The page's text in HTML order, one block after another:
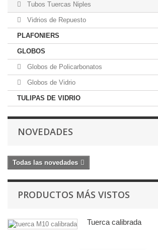
Tubos Tuercas Niples
Vidrios de Repuesto
PLAFONIERS
GLOBOS
Globos de Policarbonatos
Globos de Vidrio
TULIPAS DE VIDRIO
NOVEDADES
Todas las novedades
PRODUCTOS MÁS VISTOS
Tuerca calibrada